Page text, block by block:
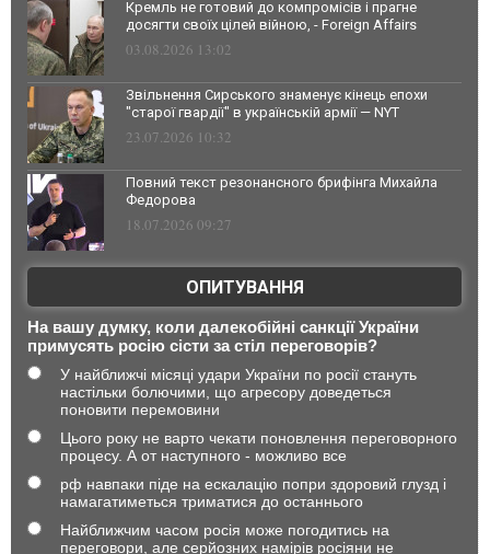
Кремль не готовий до компромісів і прагне
досягти своїх цілей війною, - Foreign Affairs
03.08.2026 13:02
Звільнення Сирського знаменує кінець епохи
"старої гвардії" в українській армії — NYT
23.07.2026 10:32
Повний текст резонансного брифінга Михайла
Федорова
18.07.2026 09:27
ОПИТУВАННЯ
На вашу думку, коли далекобійні санкції України
примусять росію сісти за стіл переговорів?
У найближчі місяці удари України по росії стануть
настільки болючими, що агресору доведеться
поновити перемовини
Цього року не варто чекати поновлення переговорного
процесу. А от наступного - можливо все
рф навпаки піде на ескалацію попри здоровий глузд і
намагатиметься триматися до останнього
Найближчим часом росія може погодитись на
переговори, але серйозних намірів росіяни не